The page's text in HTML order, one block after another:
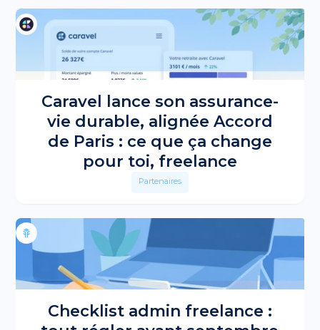
Caravel lance son assurance-
vie durable, alignée Accord
de Paris : ce que ça change
pour toi, freelance
Partenaires
Checklist admin freelance :